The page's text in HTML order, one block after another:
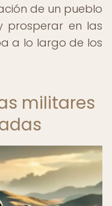
de un pueblo
prosperar en las
a lo largo de los
militares